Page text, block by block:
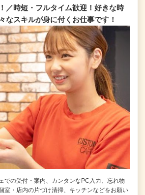
／時短・フルタイム歓迎！好きな時
なスキルが身に付くお仕事です！
での受付・案内、カンタンなPC入力、忘れ物
室・店内の片づけ清掃、キッチンなどをお願い